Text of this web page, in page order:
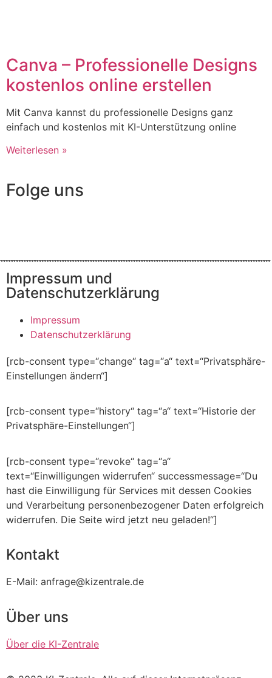
Canva – Professionelle Designs
kostenlos online erstellen
Mit Canva kannst du professionelle Designs ganz
einfach und kostenlos mit KI-Unterstützung online
Weiterlesen »
Folge uns
Impressum und
Datenschutzerklärung
Impressum
Datenschutzerklärung
[rcb-consent type=“change“ tag=“a“ text=“Privatsphäre-
Einstellungen ändern“]
[rcb-consent type=“history“ tag=“a“ text=“Historie der
Privatsphäre-Einstellungen“]
[rcb-consent type=“revoke“ tag=“a“
text=“Einwilligungen widerrufen“ successmessage=“Du
hast die Einwilligung für Services mit dessen Cookies
und Verarbeitung personenbezogener Daten erfolgreich
widerrufen. Die Seite wird jetzt neu geladen!“]
Kontakt
E-Mail: anfrage@kizentrale.de
Über uns
Über die KI-Zentrale